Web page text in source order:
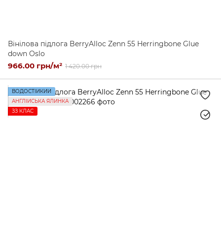
Вінілова підлога BerryAlloc Zenn 55 Herringbone Glue
down Oslo
966.00 грн/м² 1 420.00 грн
ВОДОСТІЙКИЙ
АНГЛІЙСЬКА ЯЛИНКА
ЗЗ КЛАС